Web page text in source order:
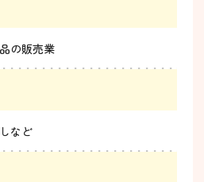
の販売業
など